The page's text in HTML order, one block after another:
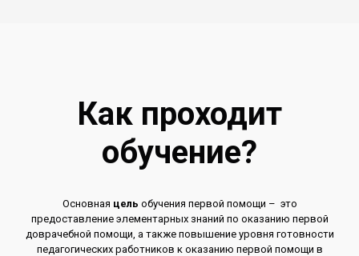
Как проходит
обучение?
Основная цель обучения первой помощи – это
предоставление элементарных знаний по оказанию первой
доврачебной помощи, а также повышение уровня готовности
педагогических работников к оказанию первой помощи в